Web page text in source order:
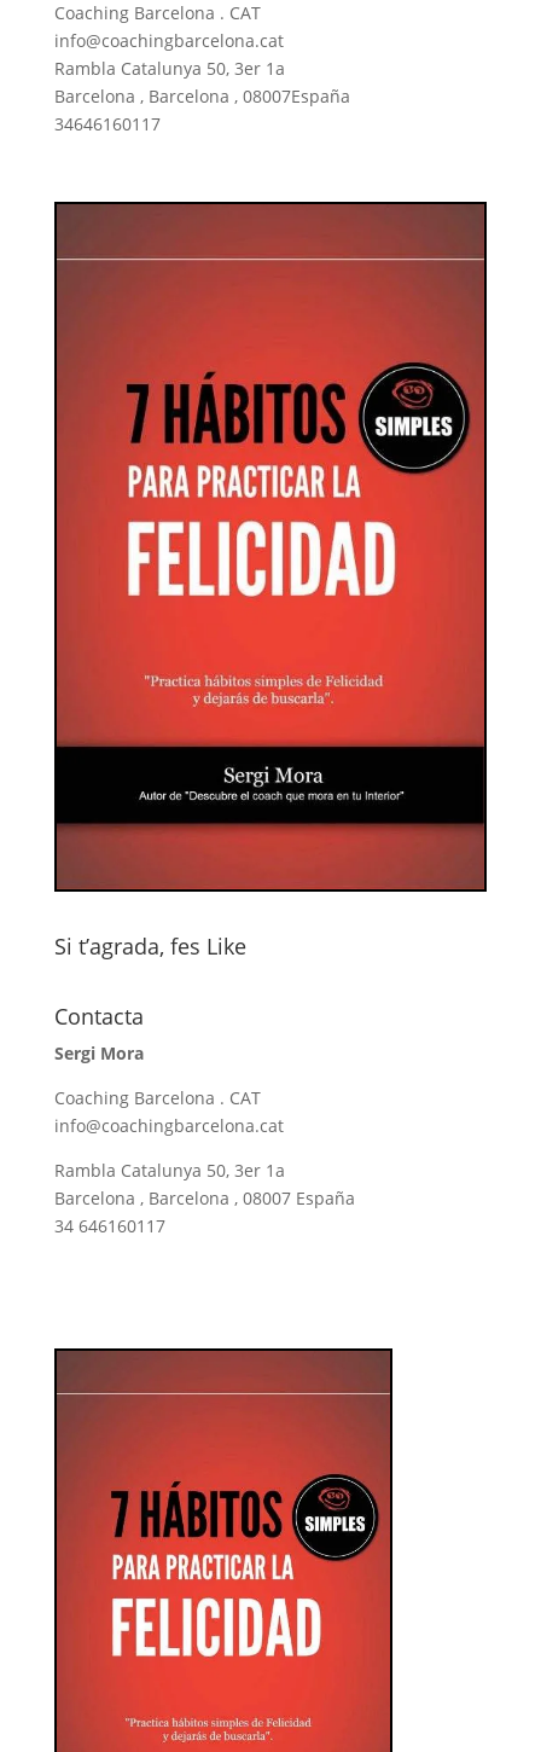
Coaching Barcelona . CAT
info@coachingbarcelona.cat
Rambla Catalunya 50, 3er 1a
Barcelona , Barcelona , 08007España
34646160117
Si t’agrada, fes Like
Contacta
Sergi Mora
Coaching Barcelona . CAT
info@coachingbarcelona.cat
Rambla Catalunya 50, 3er 1a
Barcelona , Barcelona , 08007 España
34 646160117